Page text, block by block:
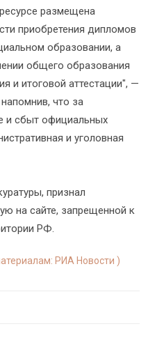
размещена
приобретения дипломов
образовании, а
общего образования
и итоговой аттестации", —
что за
и сбыт официальных
и уголовная
признал
на сайте, запрещенной к
РФ.
РИА Новости )